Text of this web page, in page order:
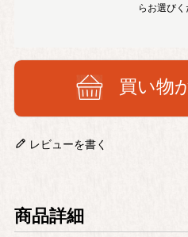
買い物
らお選び
レビューを書く
商品詳細